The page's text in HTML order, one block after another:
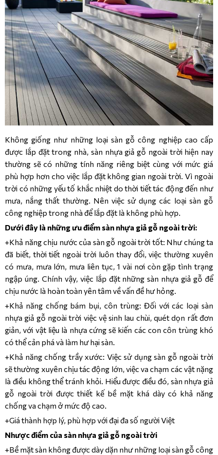
Không giống như những loại sàn gỗ công nghiệp cao cấp
được lắp đặt trong nhà, sàn nhựa giả gỗ ngoài trời hiện nay
thường sẽ có những tính năng riêng biệt cùng với mức giá
phù hợp hơn cho việc lắp đặt không gian ngoài trời. Vì ngoài
trời có những yếu tố khắc nhiệt do thời tiết tác động đến như
mưa, nắng thất thường. Nên việc sử dụng các loại sàn gỗ
công nghiệp trong nhà để lắp đặt là không phù hợp.
Dưới đây là những ưu điểm sàn nhựa giả gỗ ngoài trời:
+Khả năng chịu nước của sàn gỗ ngoài trời tốt: Như chúng ta
đã biết, thời tiết ngoài trời luôn thay đổi, việc thường xuyên
có mưa, mưa lớn, mưa liên tục, 1 vài nơi còn gặp tình trạng
ngập úng. Chính vậy, việc lắp đặt những sàn nhựa giả gỗ để
chịu nước là hoàn toàn yên tâm về vấn đề hư hỏng.
+Khả năng chống bám bụi, côn trùng: Đối với các loại sàn
nhựa giả gỗ ngoài trời việc vệ sinh lau chùi, quét dọn rất đơn
giản, với vật liệu là nhựa cứng sẽ kiến các con côn trùng khó
có thể cản phá và làm hư hại sàn.
+Khả năng chống trầy xước: Việc sử dụng sàn gỗ ngoài trời
sẽ thường xuyên chịu tác động lớn, việc va chạm các vật nặng
là điều không thể tránh khỏi. Hiểu được điều đó, sàn nhựa giả
gỗ ngoài trời được thiết kế bề mặt khá dày có khả năng
chống va chạm ở mức độ cao.
+Giá thành hợp lý, phù hợp với đại đa số người Việt
Nhược điểm của sàn nhựa giả gỗ ngoài trời
+Bề mặt sàn không được dày dặn như những loại sàn gỗ công